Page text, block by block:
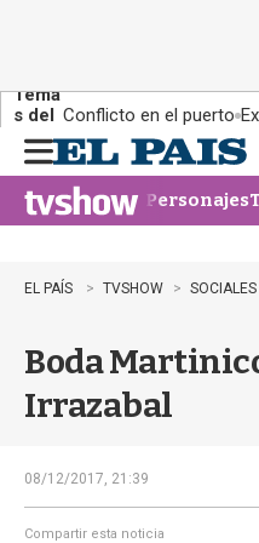
Tema
s del
día:
Conflicto en el puerto
n
u
Personajes
EL PAÍS TVSHOW SOCIALES
Boda
Irrazabal
08/12/2017, 21:39
Compartir esta noticia